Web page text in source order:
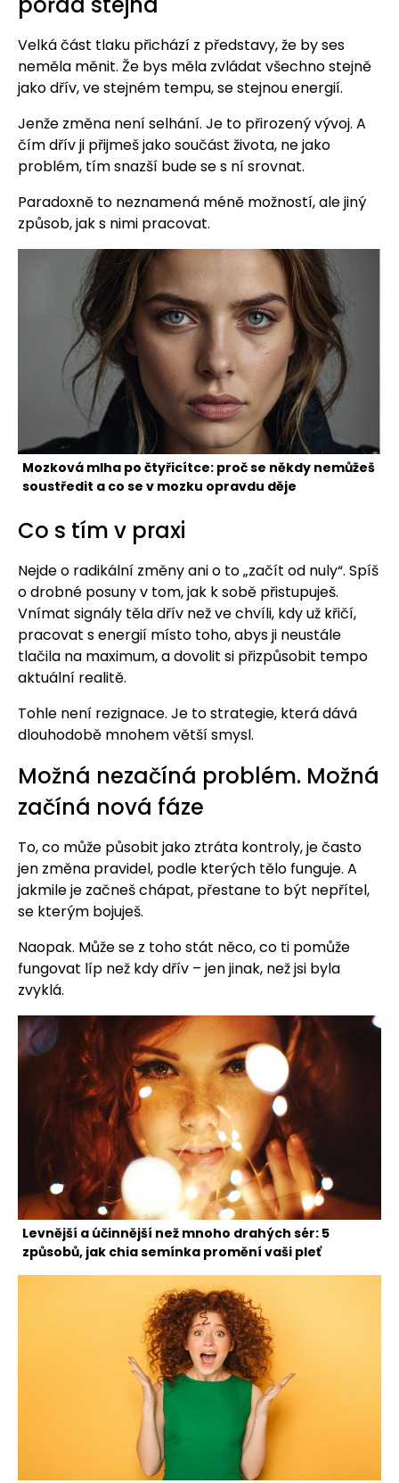
Velká část tlaku přichází z představy, že by ses
neměla měnit. Že bys měla zvládat všechno stejně
jako dřív, ve stejném tempu, se stejnou energií.
Jenže změna není selhání. Je to přirozený vývoj. A
čím dřív ji přijmeš jako součást života, ne jako
problém, tím snazší bude se s ní srovnat.
Paradoxně to neznamená méně možností, ale jiný
způsob, jak s nimi pracovat.
Mozková mlha po čtyřicítce: proč se někdy nemůžeš
soustředit a co se v mozku opravdu děje
Co s tím v praxi
Nejde o radikální změny ani o to „začít od nuly“. Spíš
o drobné posuny v tom, jak k sobě přistupuješ.
Vnímat signály těla dřív než ve chvíli, kdy už křičí,
pracovat s energií místo toho, abys ji neustále
tlačila na maximum, a dovolit si přizpůsobit tempo
aktuální realitě.
Tohle není rezignace. Je to strategie, která dává
dlouhodobě mnohem větší smysl.
Možná nezačíná problém. Možná
začíná nová fáze
To, co může působit jako ztráta kontroly, je často
jen změna pravidel, podle kterých tělo funguje. A
jakmile je začneš chápat, přestane to být nepřítel,
se kterým bojuješ.
Naopak. Může se z toho stát něco, co ti pomůže
fungovat líp než kdy dřív – jen jinak, než jsi byla
zvyklá.
Levnější a účinnější než mnoho drahých sér: 5
způsobů, jak chia semínka promění vaši pleť